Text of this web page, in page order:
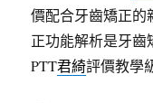
價配合牙齒矯正的
正功能解析是牙
PTT君綺評價教學